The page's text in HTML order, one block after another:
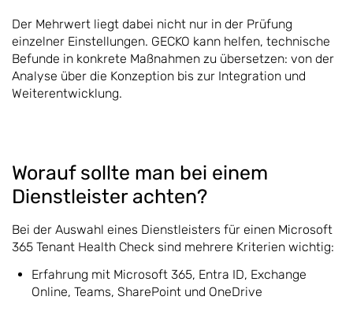
Der Mehrwert liegt dabei nicht nur in der Prüfung
einzelner Einstellungen. GECKO kann helfen, technische
Befunde in konkrete Maßnahmen zu übersetzen: von der
Analyse über die Konzeption bis zur Integration und
Weiterentwicklung.
Worauf sollte man bei einem
Dienstleister achten?
Bei der Auswahl eines Dienstleisters für einen Microsoft
365 Tenant Health Check sind mehrere Kriterien wichtig:
Erfahrung mit Microsoft 365, Entra ID, Exchange
Online, Teams, SharePoint und OneDrive